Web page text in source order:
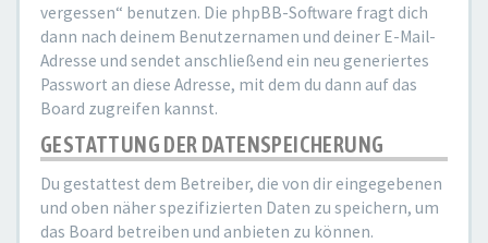
vergessen“ benutzen. Die phpBB-Software fragt dich
dann nach deinem Benutzernamen und deiner E-Mail-
Adresse und sendet anschließend ein neu generiertes
Passwort an diese Adresse, mit dem du dann auf das
Board zugreifen kannst.
GESTATTUNG DER DATENSPEICHERUNG
Du gestattest dem Betreiber, die von dir eingegebenen
und oben näher spezifizierten Daten zu speichern, um
das Board betreiben und anbieten zu können.